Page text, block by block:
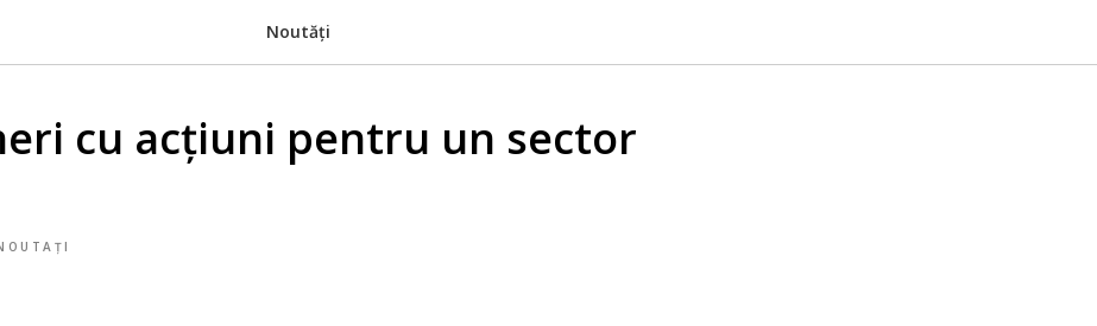
Noutăți
cu acțiuni pentru un sector